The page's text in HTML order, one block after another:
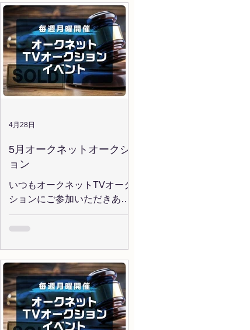
ーションハイパーに代わる新
たなプラットフォーム
「AUCNET CARS」が誕
生！！ 10/20,...
5月オークネットオークシ
ョン
いつもオークネットTVオーク
ションにご参加いただきあり
がとうございます。 今月の開
催コーナーお知らせします。
ーションハイパーに代わる新
たなプラットフォーム
「AUCNET CARS」が誕
生！！ 10/20,...
4月28日